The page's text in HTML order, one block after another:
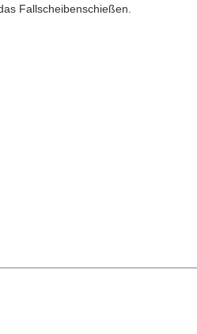
Fallscheibenschießen.